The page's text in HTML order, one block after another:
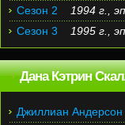
Сезон 2
1994 г.,
Сезон 3
1995 г.,
Дана Кэтрин
Джиллиан Андерсон